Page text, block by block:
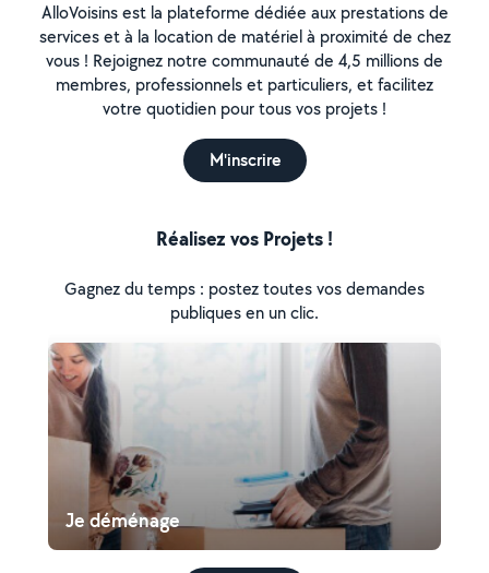
AlloVoisins est la plateforme dédiée aux prestations de
services et à la location de matériel à proximité de chez
vous ! Rejoignez notre communauté de 4,5 millions de
membres, professionnels et particuliers, et facilitez
votre quotidien pour tous vos projets !
M'inscrire
Réalisez vos Projets !
Gagnez du temps : postez toutes vos demandes
publiques en un clic.
Je déménage